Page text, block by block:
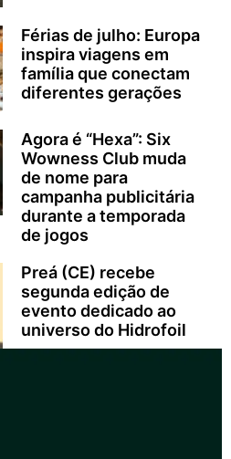
Férias de julho: Europa
inspira viagens em
família que conectam
diferentes gerações
Agora é “Hexa”: Six
Wowness Club muda
de nome para
campanha publicitária
durante a temporada
de jogos
Preá (CE) recebe
segunda edição de
evento dedicado ao
universo do Hidrofoil